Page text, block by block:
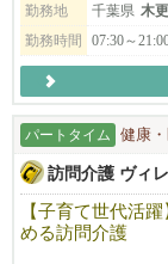
勤務地
千葉県 木
勤務時間
07:30～
パートタイム 健康
訪問介護 ヴィ
【子育て世代活
める訪問介護